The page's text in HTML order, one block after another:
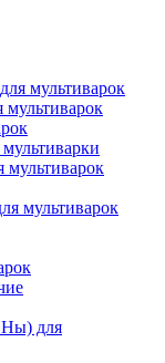
мультиварок
мультиварок
мультиварок
мультиварок
для